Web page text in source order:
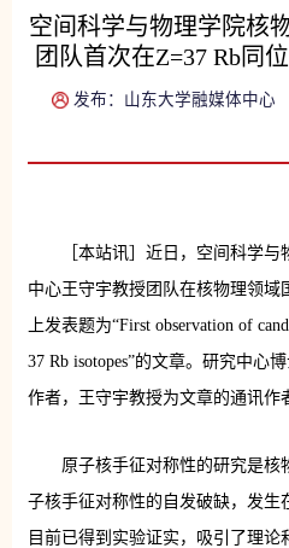
空间科学与物理学院核
团队首次在Z=37 Rb同
发布：山东大学融媒体中心
［本站讯］近日，空间科学
中心王守宇教授团队在核物理领域
上发表题为“First observation of
37 Rb isotopes”的文章。研究中心
作者，王守宇教授为文章的通讯作
原子核手征对称性的研究是核
子核手征对称性的自发破缺，发生
目前已得到实验证实，吸引了理